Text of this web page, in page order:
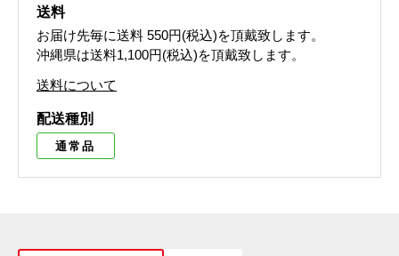
送料
お届け先毎に送料 550円(税込)を頂戴致します。
沖縄県は送料1,100円(税込)を頂戴致します。
送料について
配送種別
通常品